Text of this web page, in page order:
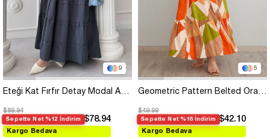
9
Eteği Kat Fırfır Detay Modal Antrasit Elbise
$89.94
Sepette Net %12 İndirim $78.94
Kargo Bedava
5
Geometric Pattern Belted Orange Viscose Dress
$49.99
Sepette Net %16 İndirim $42.10
Kargo Bedava